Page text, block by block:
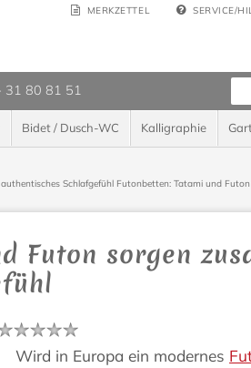
MERKZETTEL SERVICE/
31 80 81 51
Bidet / Dusch-WC Kalligraphie
Schlafgefühl Futonbetten: Tatami und
Futon sorgen
Wird in Europa ein modernes